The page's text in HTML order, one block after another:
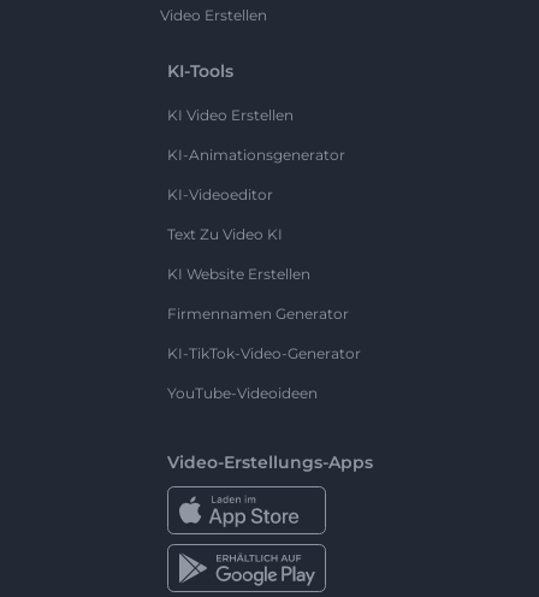
Video Erstellen
KI-Tools
KI Video Erstellen
KI-Animationsgenerator
KI-Videoeditor
Text Zu Video KI
KI Website Erstellen
Firmennamen Generator
KI-TikTok-Video-Generator
YouTube-Videoideen
Video-Erstellungs-Apps